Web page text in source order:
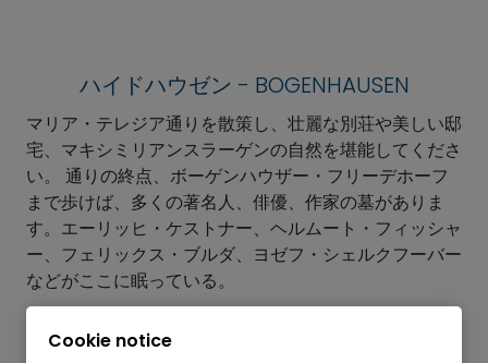
ハイドハウゼン - BOGENHAUSEN
マリア・テレジア通りを散策し、壮麗な別荘や美しい邸
宅、マキシミリアンスラーゲンの自然を堪能してくださ
い。 通りの終点、ボーゲンハウザー・フリーデホーフ
まで歩けば、多くの著名人、俳優、作家の墓がありま
す。エーリッヒ・ケストナー、ヘルムート・フィッシャ
ー、フェリックス・ブルダ、ヨゼフ・シェルクフーバー
などがここに眠っている。
Cookie notice